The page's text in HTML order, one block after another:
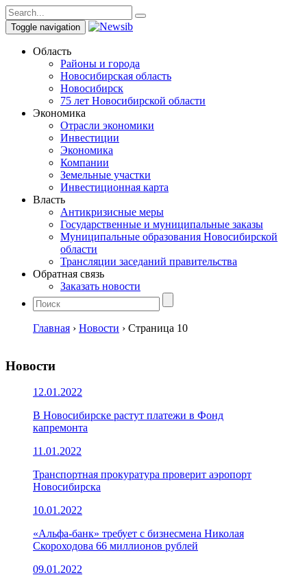
Toggle navigation
Область
Районы и города
Новосибирская область
Новосибирск
75 лет Новосибирской области
Экономика
Отрасли экономики
Инвестиции
Экономика
Компании
Земельные участки
Инвестиционная карта
Власть
Антикризисные меры
Государственные и муниципальные заказы
Муниципальные образования Новосибирской
области
Трансляции заседаний правительства
Обратная связь
Заказать новости
Главная › Новости › Страница 10
Новости
12.01.2022
В Новосибирске растут платежи в Фонд
капремонта
11.01.2022
Транспортная прокуратура проверит аэропорт
Новосибирска
10.01.2022
«Альфа-банк» требует с бизнесмена Николая
Скороходова 66 миллионов рублей
09.01.2022